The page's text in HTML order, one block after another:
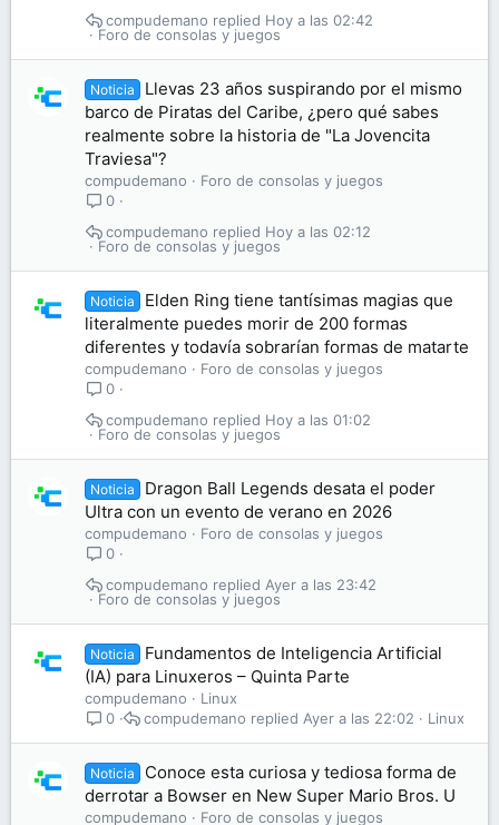
Foro de consolas y juegos
Hoy a las 02:42
compudemano
Noticia
Llevas 23 años suspirando por el mismo
barco de Piratas del Caribe, ¿pero qué sabes
realmente sobre la historia de "La Jovencita
Traviesa"?
compudemano
Foro de consolas y juegos
0
Foro de consolas y juegos
Hoy a las 02:12
compudemano
Noticia
Elden Ring tiene tantísimas magias que
literalmente puedes morir de 200 formas
diferentes y todavía sobrarían formas de matarte
compudemano
Foro de consolas y juegos
0
Foro de consolas y juegos
Hoy a las 01:02
compudemano
Noticia
Dragon Ball Legends desata el poder
Ultra con un evento de verano en 2026
compudemano
Foro de consolas y juegos
0
Foro de consolas y juegos
Ayer a las 23:42
compudemano
Noticia
Fundamentos de Inteligencia Artificial
(IA) para Linuxeros – Quinta Parte
compudemano
Linux
0
Linux
Ayer a las 22:02
compudemano
Noticia
Conoce esta curiosa y tediosa forma de
derrotar a Bowser en New Super Mario Bros. U
compudemano Foro de consolas y juegos